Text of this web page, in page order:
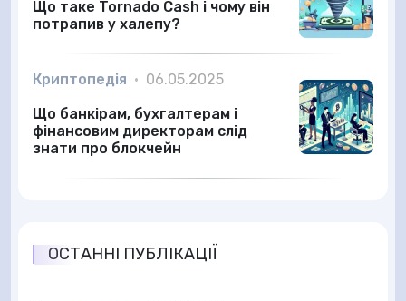
Що таке Tornado Cash і чому він
потрапив у халепу?
Криптопедія • 06.05.2025
Що банкірам, бухгалтерам і
фінансовим директорам слід
знати про блокчейн
ОСТАННІ ПУБЛІКАЦІЇ